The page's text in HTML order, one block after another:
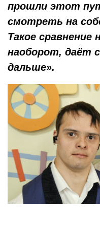
прошли этот
смотреть на
Такое сравнение
наоборот, даёт
дальше».